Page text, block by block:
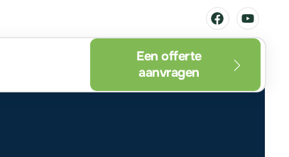
Een offerte
aanvragen